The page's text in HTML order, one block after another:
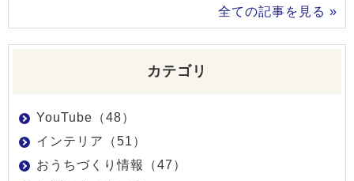
全ての記事を見る »
カテゴリ
YouTube（48）
インテリア（51）
おうちづくり情報（47）